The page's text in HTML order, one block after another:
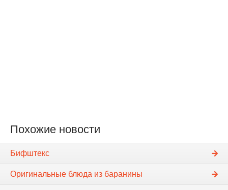
Похожие новости
Бифштекс
Оригинальные блюда из баранины